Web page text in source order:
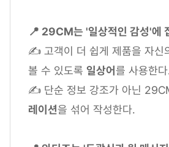
📍 29CM는 '일상적인 감성'에
✍ 고객이 더 쉽게 제품을 자신
볼 수 있도록 일상어를 사용한
✍ 단순 정보 강조가 아닌
레이션을 섞어 작성한다.